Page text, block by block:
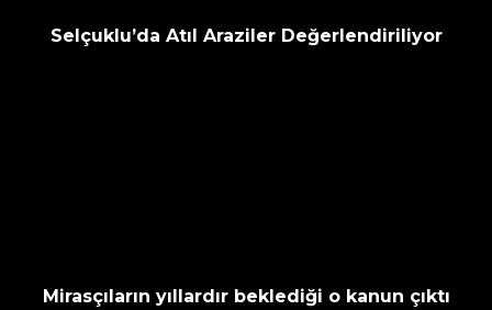
Selçuklu’da Atıl Araziler Değerlendiriliyor
Mirasçıların yıllardır beklediği o kanun çıktı